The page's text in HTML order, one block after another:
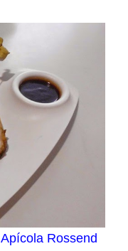
Apícola Rossend